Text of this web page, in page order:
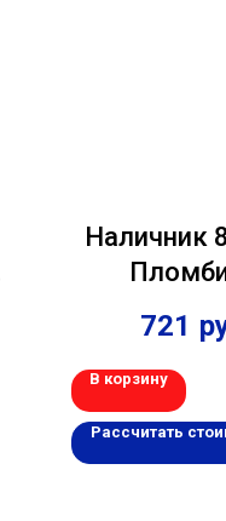
Наличник
721
В корзину
Рассчитать